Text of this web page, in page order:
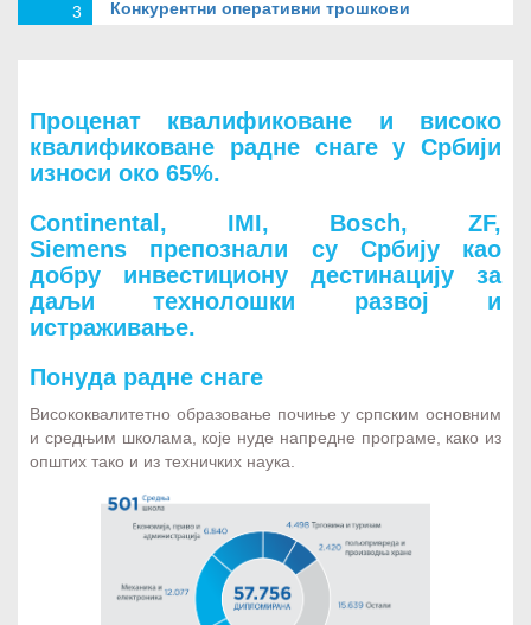
3 Конкурентни оперативни трошкови
4
Слободан приступ тржишту од 2,4
милијардe потрошача
5 Слободне зоне
6 Подстицаји за инвестирање
Оптимални географски положај
База инвестиционих локација
Проценат квалификоване и високо
квалификоване радне снаге у Србији
износи око 65%.
Continental, IMI, Bosch, ZF,
Siemens препознали су Србију као
добру инвестициону дестинацију за
даљи технолошки развој и
истраживање.
Понуда радне снаге
Висококвалитетно образовање почиње у српским основним
и средњим школама, које нуде напредне програме, како из
општих тако и из техничких наука.